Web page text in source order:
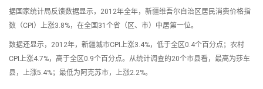
据国家统计局反馈数据显示，2012年全年，新疆维吾尔自治区居民消费价格指
数（CPI）上涨3.8%，在全国31个省（区、市）中居第一位。
数据还显示，2012年，新疆城市CPI上涨3.4%，低于全区0.4个百分点；农村
CPI上涨4.7%，高于全区0.9个百分点。从统计调查的20个市县看，最高为莎车
县，上涨5.4%；最低为阿克苏市，上涨2.2%。